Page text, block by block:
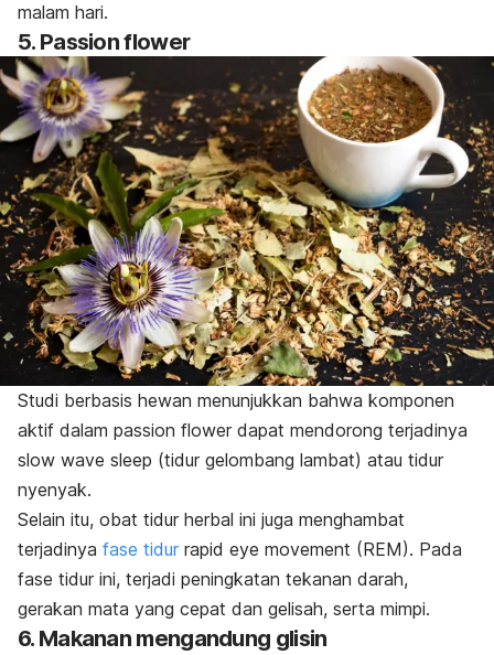
malam hari.
5. Passion flower
Studi berbasis hewan menunjukkan bahwa komponen
aktif dalam passion flower dapat mendorong terjadinya
slow wave sleep (tidur gelombang lambat) atau tidur
nyenyak.
Selain itu, obat tidur herbal ini juga menghambat
terjadinya fase tidur rapid eye movement (REM). Pada
fase tidur ini, terjadi peningkatan tekanan darah,
gerakan mata yang cepat dan gelisah, serta mimpi.
6. Makanan mengandung glisin